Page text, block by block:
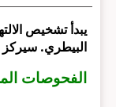
يبدأ تشخيص
البيطري. سيركز
الفحوصات